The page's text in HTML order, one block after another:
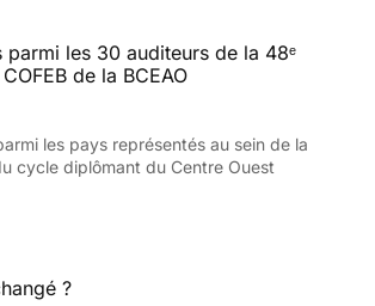
parmi les 30 auditeurs de la 48ᵉ
de la BCEAO
les pays représentés au sein de la
cycle diplômant du Centre Ouest
?